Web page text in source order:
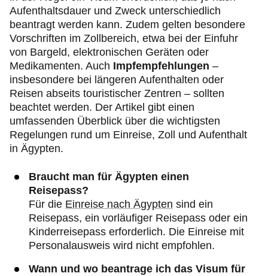
Aufenthaltsdauer und Zweck unterschiedlich
beantragt werden kann. Zudem gelten besondere
Vorschriften im Zollbereich, etwa bei der Einfuhr
von Bargeld, elektronischen Geräten oder
Medikamenten. Auch Impfempfehlungen –
insbesondere bei längeren Aufenthalten oder
Reisen abseits touristischer Zentren – sollten
beachtet werden. Der Artikel gibt einen
umfassenden Überblick über die wichtigsten
Regelungen rund um Einreise, Zoll und Aufenthalt
in Ägypten.
Braucht man für Ägypten einen
Reisepass?
Für die Einreise nach Ägypten sind ein
Reisepass, ein vorläufiger Reisepass oder ein
Kinderreisepass erforderlich. Die Einreise mit
Personalausweis wird nicht empfohlen.
Wann und wo beantrage ich das Visum für